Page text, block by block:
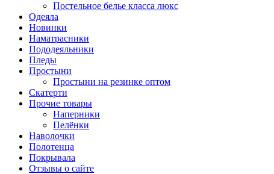
Постельное белье класса люкс
Одеяла
Новинки
Наматрасники
Пододеяльники
Пледы
Простыни
Простыни на резинке оптом
Скатерти
Прочие товары
Наперники
Пелёнки
Наволочки
Полотенца
Покрывала
Отзывы о сайте